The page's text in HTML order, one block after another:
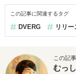
この記事に関連するタグ
DVERG リリー
この記
むっ